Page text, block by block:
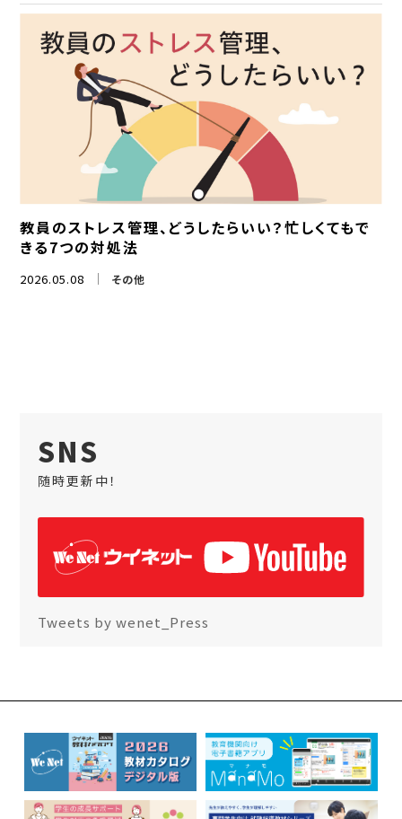
教員のストレス管理、どうしたらいい？忙しくてもで
きる7つの対処法
2026.05.08 その他
SNS
随時更新中！
Tweets by wenet_Press